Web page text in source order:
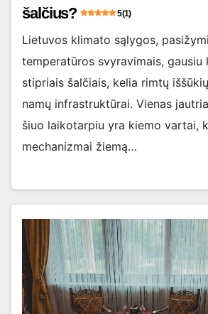
šalčius?
5 (1)
Lietuvos klimato sąlygos,
temperatūros svyravimais,
stipriais šalčiais, kelia rimtų
namų infrastruktūrai. Vienas
šiuo laikotarpiu yra kiemo vartai,
mechanizmai žiemą…